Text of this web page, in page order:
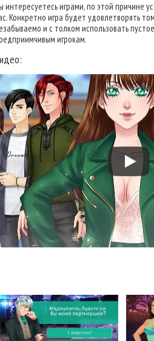
интересуетесь играми, по этой причине
Конкретно игра будет удовлетворять
и с толком использовать
игрокам.